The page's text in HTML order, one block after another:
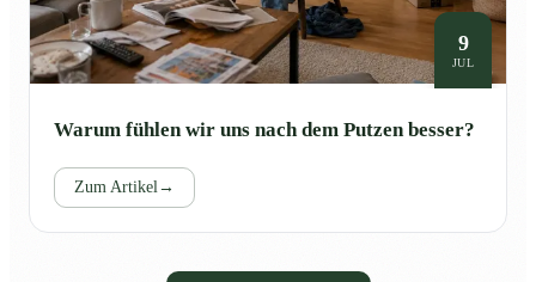
9
JUL
Warum fühlen wir uns nach dem Putzen besser?
Zum Artikel→